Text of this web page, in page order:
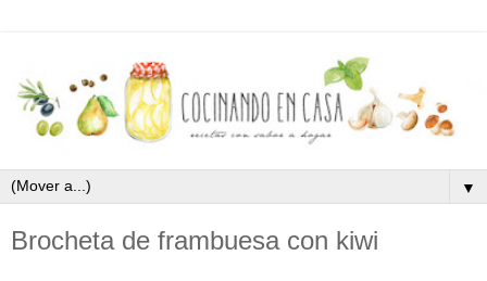
▼
Brocheta de frambuesa con kiwi